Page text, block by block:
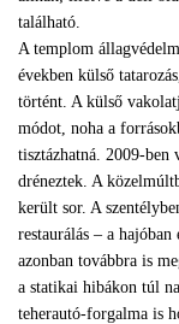
található.
A templom
években külső
történt. A külső
módot, noha a
tisztázhatná. 2009-ben
dréneztek. A
került sor. A
restaurálás – a
azonban továbbra is
a statikai hibákon túl
teherautó-forgalma is